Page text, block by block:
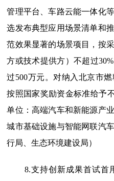
管理平台、车路云能一体化
选发布典型应用场景清单和
范效果显著的场景项目，按
方或技术提供方）不超过
过500万元。对纳入北京市
按照国家奖励资金标准给予
单位：高端汽车和新能源产
城市基础设施与智能网联汽
行局、生态环境建设局）
8.支持创新成果首试首